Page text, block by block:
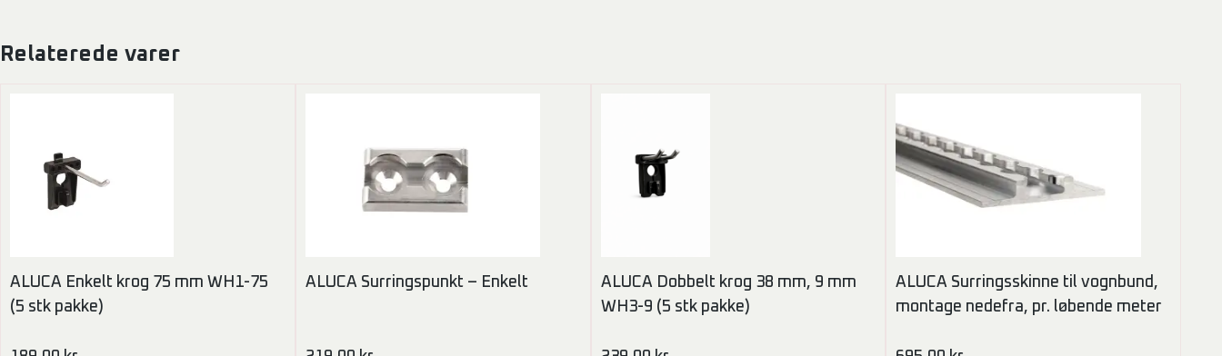
Relaterede varer
ALUCA Enkelt krog 75 mm WH1-75
(5 stk pakke)
ALUCA Surringspunkt – Enkelt
ALUCA Dobbelt krog 38 mm, 9 mm
WH3-9 (5 stk pakke)
ALUCA Surringsskinne til vognbund,
montage nedefra, pr. løbende meter